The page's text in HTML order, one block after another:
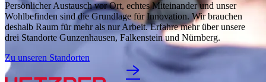
Persönlicher Austausch vor Ort, echtes Miteinander und unser
Wohlbefinden sind die Grundlage für Innovation. Wir brauchen
deshalb Raum für mehr als nur Arbeit. Erfahre mehr über unsere
drei Standorte Gunzenhausen, Falkenstein und Nürnberg.
Zu unseren Standorten